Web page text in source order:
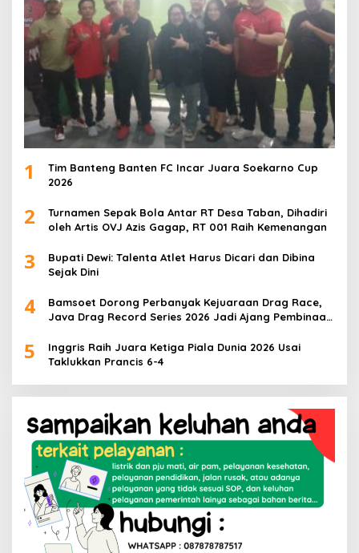
1
Tim Banteng Banten FC Incar Juara Soekarno Cup
2026
2
Turnamen Sepak Bola Antar RT Desa Taban, Dihadiri
oleh Artis OVJ Azis Gagap, RT 001 Raih Kemenangan
3
Bupati Dewi: Talenta Atlet Harus Dicari dan Dibina
Sejak Dini
4
Bamsoet Dorong Perbanyak Kejuaraan Drag Race,
Java Drag Record Series 2026 Jadi Ajang Pembinaan
5
Inggris Raih Juara Ketiga Piala Dunia 2026 Usai
Taklukkan Prancis 6-4